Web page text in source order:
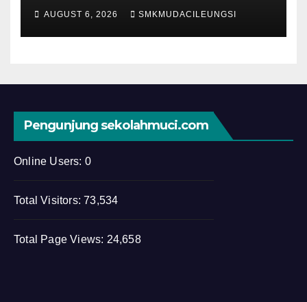
AUGUST 6, 2026 SMKMUDACILEUNGSI
Pengunjung sekolahmuci.com
Online Users: 0
Total Visitors:73,534
Total Page Views: 24,658